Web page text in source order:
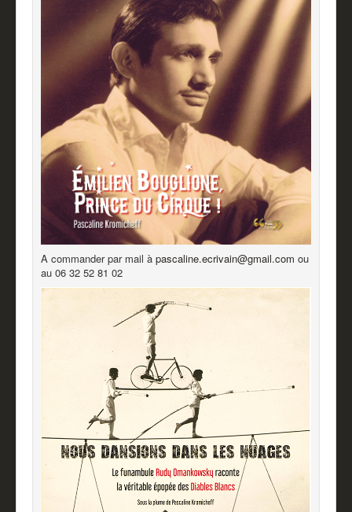
A commander par mail à pascaline.ecrivain@gmail.com ou
au 06 32 52 81 02